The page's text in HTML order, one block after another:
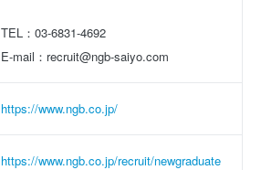
TEL：03-6831-4692
E-mail：recruit@ngb-saiyo.com
https://www.ngb.co.jp/
https://www.ngb.co.jp/recruit/newgraduate